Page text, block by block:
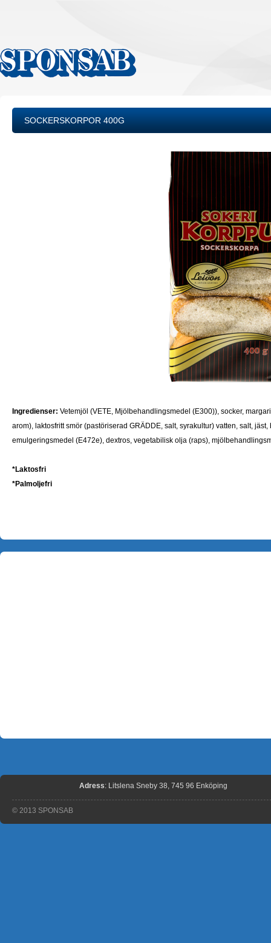
SOCKERSKORPOR 400G
Ingredienser: Vetemjöl (VETE, Mjölbehandlingsmedel (E300)), socker,
arom), laktosfritt smör (pastöriserad GRÄDDE, salt, syrakultur) vatten, salt,
emulgeringsmedel (E472e), dextros, vegetabilisk olja (raps),
*Laktosfri
*Palmoljefri
Adress: Litslena Sneby 38, 745 96 Enköping
© 2013 SPONSAB